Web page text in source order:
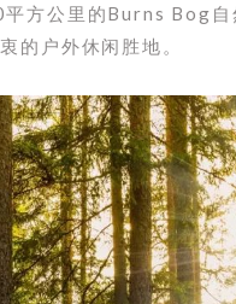
方公里的Burns Bog
的户外休闲胜地。